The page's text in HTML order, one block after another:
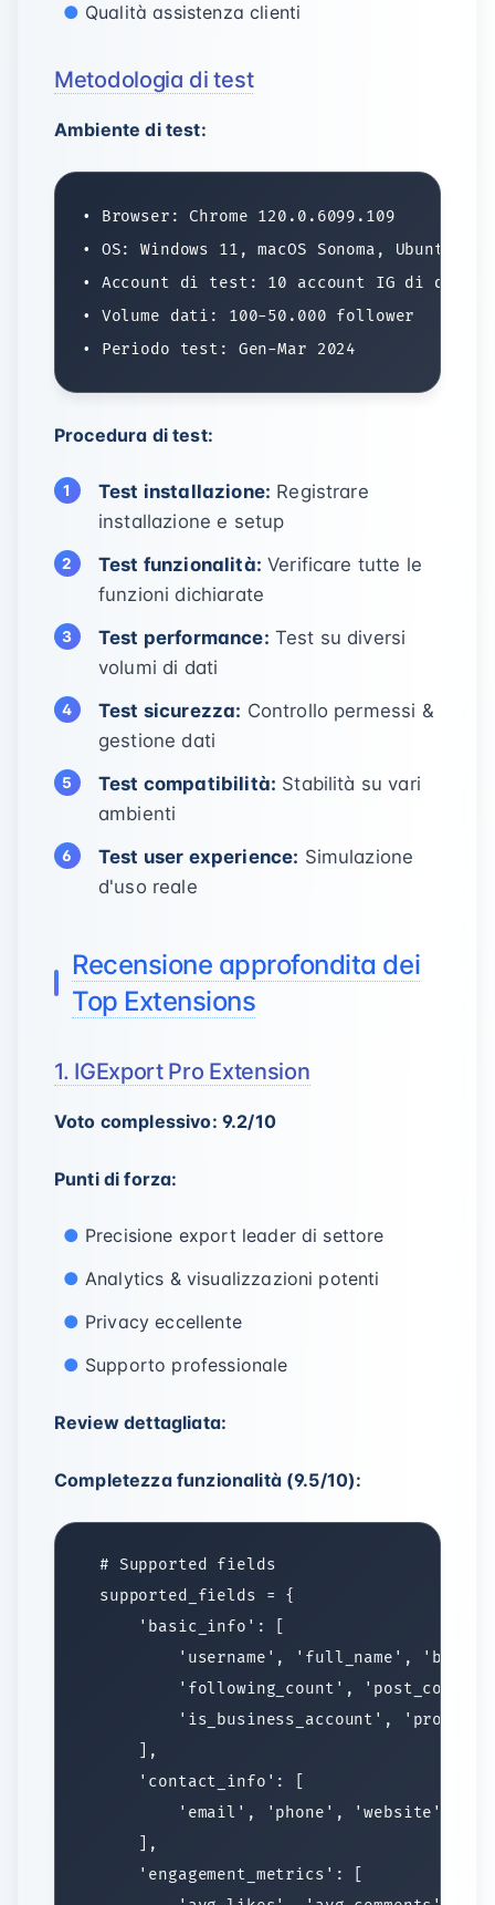
Qualità assistenza clienti
Metodologia di test
Ambiente di test:
• Browser: Chrome 120.0.6099.109
• OS: Windows 11, macOS Sonoma, Ubuntu
• Account di test: 10 account IG di
• Volume dati: 100-50.000 follower
Procedura di test:
Test installazione: Registrare
installazione e setup
Test funzionalità: Verificare tutte le
funzioni dichiarate
Test performance: Test su diversi
volumi di dati
Test sicurezza: Controllo permessi &
gestione dati
Test compatibilità: Stabilità su vari
ambienti
Test user experience: Simulazione
d'uso reale
Recensione approfondita dei
Top Extensions
1. IGExport Pro Extension
Voto complessivo: 9.2/10
Punti di forza:
Precisione export leader di settore
Analytics & visualizzazioni potenti
Privacy eccellente
Supporto professionale
Review dettagliata:
Completezza funzionalità (9.5/10):